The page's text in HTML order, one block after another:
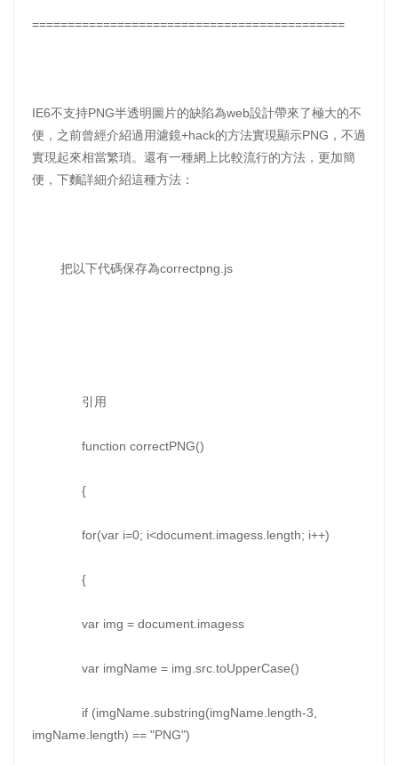
============================================
IE6不支持PNG半透明圖片的缺陷為web設計帶來了極大的不
便，之前曾經介紹過用濾鏡+hack的方法實現顯示PNG，不過
實現起來相當繁瑣。還有一種網上比較流行的方法，更加簡
便，下麵詳細介紹這種方法：
把以下代碼保存為correctpng.js
引用
function correctPNG()
{
for(var i=0; i<document.imagess.length; i++)
{
var img = document.imagess
var imgName = img.src.toUpperCase()
if (imgName.substring(imgName.length-3,
imgName.length) == "PNG")